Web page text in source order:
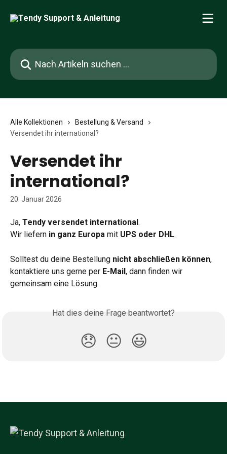
Nach Artikeln suchen …
Alle Kollektionen
Bestellung & Versand
Versendet ihr international?
Versendet ihr
international?
20. Januar 2026
Ja, Tendy versendet international.
Wir liefern in ganz Europa mit UPS oder DHL.
Solltest du deine Bestellung nicht abschließen können,
kontaktiere uns gerne per E-Mail , dann finden wir
gemeinsam eine Lösung.
Hat dies deine Frage beantwortet?
😞 😐 😃